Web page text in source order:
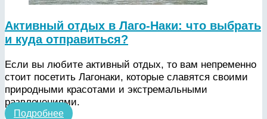
Активный отдых в Лаго-Наки: что выбрать
и куда отправиться?
Если вы любите активный отдых, то вам непременно
стоит посетить Лагонаки, которые славятся своими
природными красотами и экстремальными
развлечениями.
Подробнее